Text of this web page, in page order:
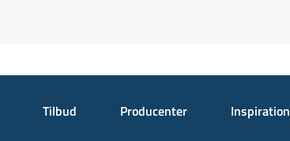
Tilbud Producenter Inspiration